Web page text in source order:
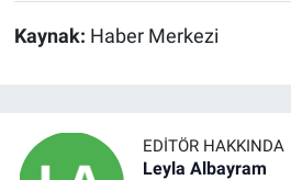
Kaynak: Haber Merkezi
EDITÖR HAKKINDA
Leyla Albayram